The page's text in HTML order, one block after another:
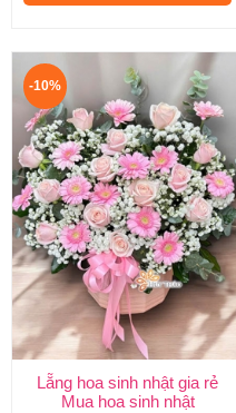
-10%
Lẵng hoa sinh nhật gia rẻ
Mua hoa sinh nhật